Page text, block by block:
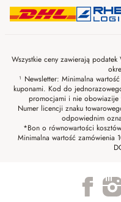
Wszystkie ceny zawierają podatek
¹ Newsletter: Minimalna
kuponami. Kod do
promocjami i nie obowiazije
Numer licencji znaku
odpowiednim
*Bon o równowartości
Minimalna wartość